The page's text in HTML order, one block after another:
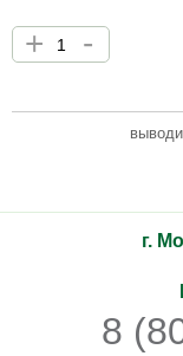
Увлажняющий
чувствительной
увеличения
подходит для кожи с
- для продления и
+ -
г.
8